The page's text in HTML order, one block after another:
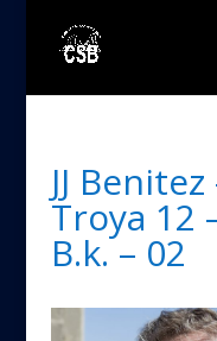
JJ
Troya 12
B.k. – 02